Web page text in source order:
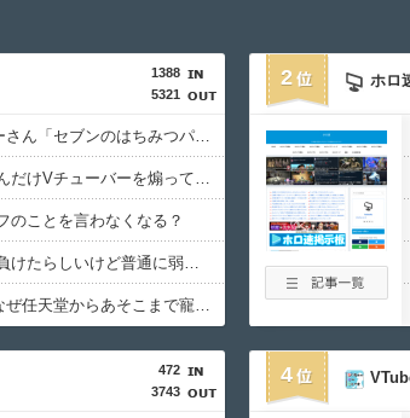
1388
5321
【は？】超人気Vチューバーさん「セブンのはちみつパン買えなかったぺこ〜」←なぜか叩かれてしまう……
【悲報】加藤純一さん、あんだけVチューバーを煽ってたのに実質敗北宣言か……
のことを言わなくなる？
ウメハラさん、またメナに負けたらしいけど普通に弱めじゃない？
【謎】一番手Vグループはなぜ任天堂からあそこまで寵愛されるんだ？
2 ホロ
472
3743
4